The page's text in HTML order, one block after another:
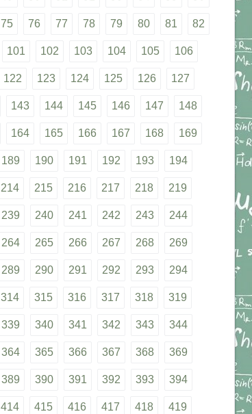
75 76 77 78 79 80 81 82
101 102 103 104 105 106
122 123 124 125 126 127
143 144 145 146 147 148
164 165 166 167 168 169
189 190 191 192 193 194
214 215 216 217 218 219
239 240 241 242 243 244
264 265 266 267 268 269
289 290 291 292 293 294
314 315 316 317 318 319
339 340 341 342 343 344
364 365 366 367 368 369
389 390 391 392 393 394
414 415 416 417 418 419